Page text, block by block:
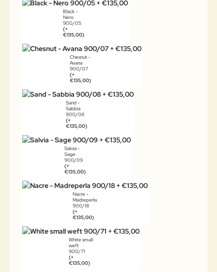
Black -
Nero
900/05
(+
€135,00)
Chesnut -
Avana
900/07
(+
€135,00)
Sand -
Sabbia
900/08
(+
€135,00)
Salvia -
Sage
900/09
(+
€135,00)
Nacre -
Madreperla
900/18
(+
€135,00)
White small
weft
900/71
(+
€135,00)